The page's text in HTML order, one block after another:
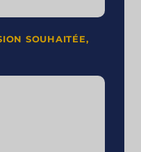
SOUHAITÉE,